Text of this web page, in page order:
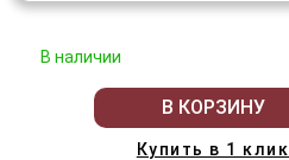
В наличии
В КОРЗИНУ
Купить в 1 клик